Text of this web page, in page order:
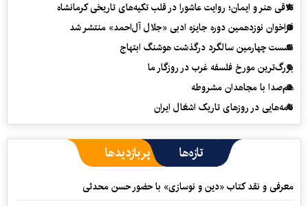
تلاقی هنر و ایمان؛ روایت عاشورا در قلب تکیه‌های تاریخی کرمانشاه
فراخوان نوزدهمین دوره جایزه ادبی «جلال آل‌احمد» منتشر شد
نشست چهارمین سالگرد درگذشت هوشنگ ابتهاج
بزرگ‌ترین مورخ فلسفه غرب در روزگار ما
هم‌صدا با مجاهدان مشروطه
نامه‌هایی در روزهای تاریک اشغال ایران
تازه‌ها پربازدیدها
معرفی و نقد کتاب «دین و نوسازی» با حضور حسن محدثی